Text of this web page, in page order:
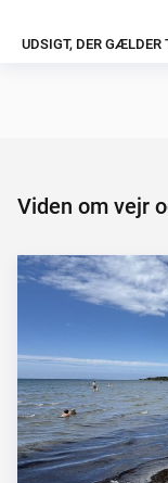
UDSIGT, DER
Viden om vejr